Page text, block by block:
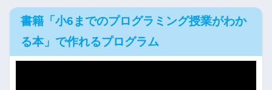
書籍「小6までのプログラミング授業がわか
る本」で作れるプログラム